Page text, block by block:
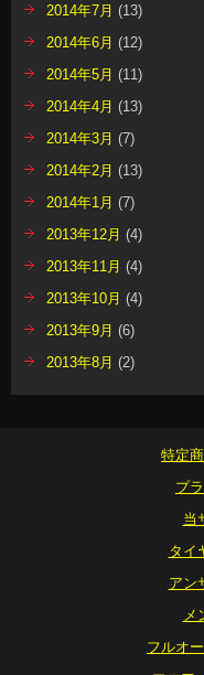
2014年7月 (13)
2014年6月 (12)
2014年5月 (11)
2014年4月 (13)
2014年3月 (7)
2014年2月 (13)
2014年1月 (7)
2013年12月 (4)
2013年11月 (4)
2013年10月 (4)
2013年9月 (6)
2013年8月 (2)
特定
プ
当
タイ
アン
メ
フルオ